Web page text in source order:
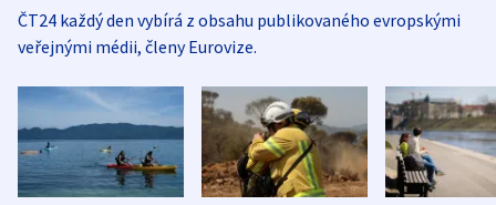
ČT24 každý den vybírá z obsahu publikovaného evropskými
veřejnými médii, členy Eurovize.